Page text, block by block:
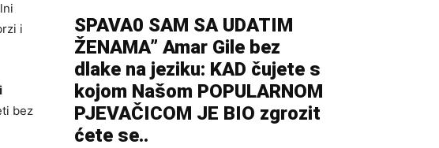
i
bez
SPAVA0 SAM SA UDATIM
ŽENAMA” Amar Gile bez
dlake na jeziku: KAD čujete s
kojom Našom POPULARNOM
PJEVAČICOM JE BIO zgrozit
ćete se..